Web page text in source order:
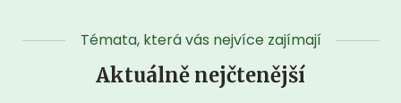
Témata, která vás nejvíce zajímají
Aktuálně nejčtenější